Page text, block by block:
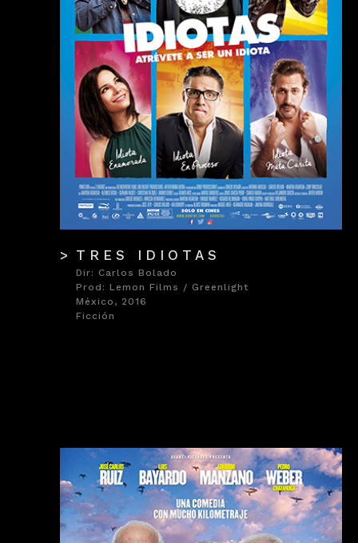
TRES IDIOTAS
Dir: Carlos Bolado
Prod: Lemon Films / Greenlight
México, 2016
Ficción